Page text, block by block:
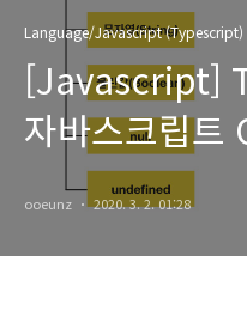
Language/Javascript (Typescript)
[Javascript]
자바스크립
ooeunz 2020. 3. 2. 01:28